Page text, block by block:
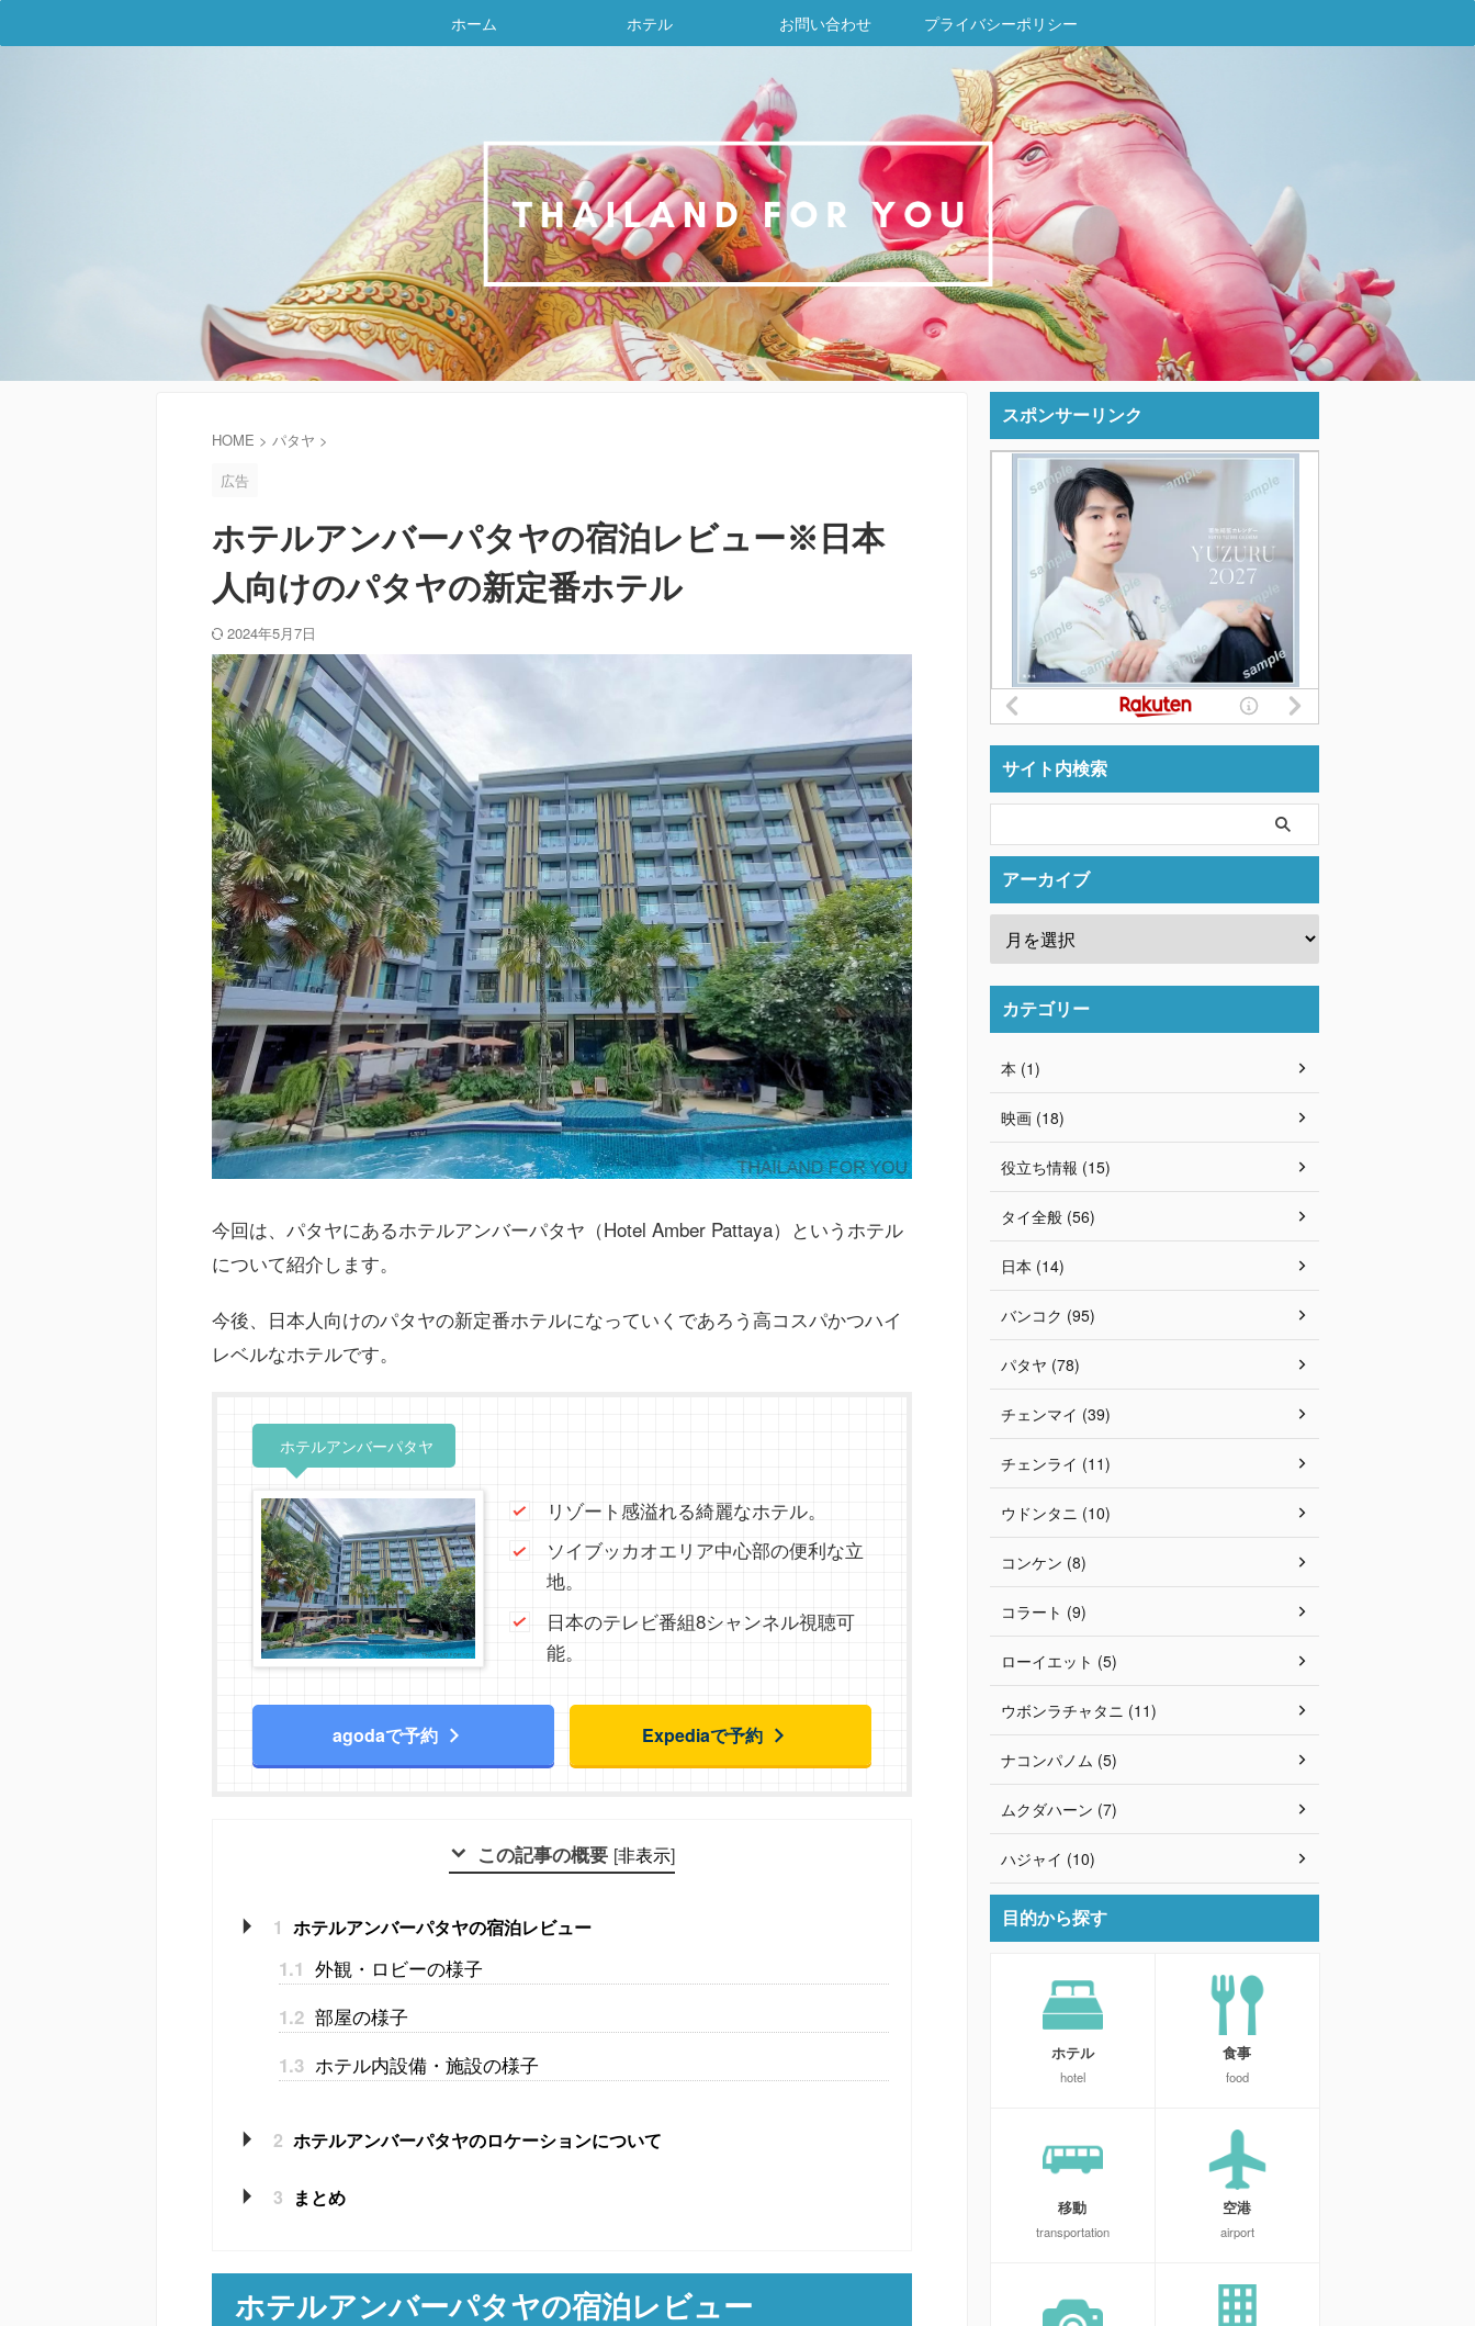
ホーム ホテル お問い合わせ プライバシーポリシー
HOME > パタヤ >
広告
ホテルアンバーパタヤの宿泊レビュー※日本
人向けのパタヤの新定番ホテル
2024年5月7日
今回は、パタヤにあるホテルアンバーパタヤ（Hotel Amber Pattaya）というホテル
について紹介します。
今後、日本人向けのパタヤの新定番ホテルになっていくであろう高コスパかつハイ
レベルなホテルです。
ホテルアンバーパタヤ
リゾート感溢れる綺麗なホテル。
ソイブッカオエリア中心部の便利な立
地。
日本のテレビ番組8シャンネル視聴可
能。
agodaで予約 Expediaで予約
この記事の概要 [非表示]
1 ホテルアンバーパタヤの宿泊レビュー
1.1 外観・ロビーの様子
1.2 部屋の様子
1.3 ホテル内設備・施設の様子
2 ホテルアンバーパタヤのロケーションについて
3 まとめ
ホテルアンバーパタヤの宿泊レビュー
スポンサーリンク
サイト内検索
アーカイブ
カテゴリー
本 (1)
映画 (18)
役立ち情報 (15)
タイ全般 (56)
日本 (14)
バンコク (95)
パタヤ (78)
チェンマイ (39)
チェンライ (11)
ウドンタニ (10)
コンケン (8)
コラート (9)
ローイエット (5)
ウボンラチャタニ (11)
ナコンパノム (5)
ムクダハーン (7)
ハジャイ (10)
目的から探す
ホテル
hotel
食事
food
移動
transportation
空港
airport